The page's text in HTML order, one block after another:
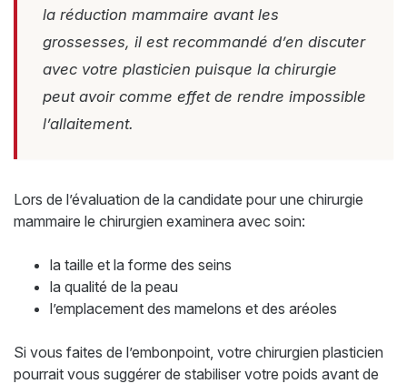
la réduction mammaire avant les
grossesses, il est recommandé d’en discuter
avec votre plasticien puisque la chirurgie
peut avoir comme effet de rendre impossible
l’allaitement.
Lors de l’évaluation de la candidate pour une chirurgie
mammaire le chirurgien examinera avec soin:
la taille et la forme des seins
la qualité de la peau
l’emplacement des mamelons et des aréoles
Si vous faites de l’embonpoint, votre chirurgien plasticien
pourrait vous suggérer de stabiliser votre poids avant de